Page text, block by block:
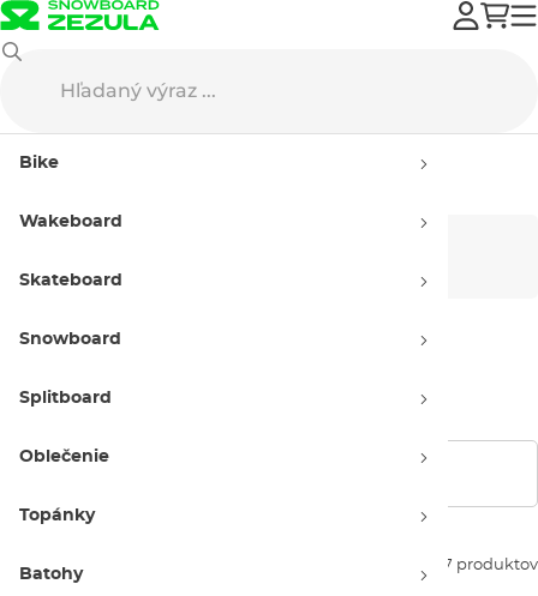
Bike
Wakeboard
Skateboard
Snowboard
Splitboard
Oblečenie
Topánky
Batohy
Šiltovky Horsefeathers
Zoradiť podľa: 27 produktov